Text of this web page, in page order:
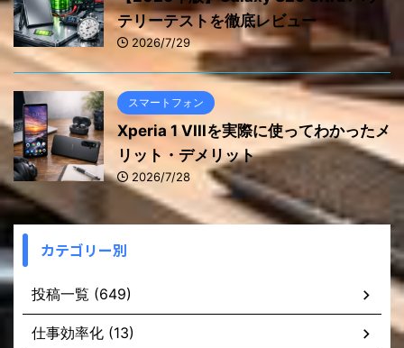
テリーテストを徹底レビュー
2026/7/29
スマートフォン
Xperia 1 VIIIを実際に使ってわかったメ
リット・デメリット
2026/7/28
カテゴリー別
投稿一覧 (649)
仕事効率化 (13)